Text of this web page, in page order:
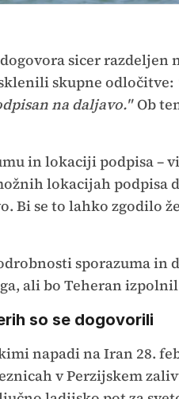
sicer razdeljen
skupne odločitve:
na daljavo."Ob
in lokaciji podpisa –
lokacijah podpisa
Bi se to lahko zgodilo
sporazuma in
ali bo Teheran
so se dogovorili
napadi na Iran 28.
v Perzijskem